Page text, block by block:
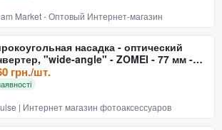
Market - Оптовый Интернет-магазин
насадка - оптический
"wide-angle" - ZOMEI - 77 мм -
грн./шт.
| Интернет магазин фотоаксессуаров